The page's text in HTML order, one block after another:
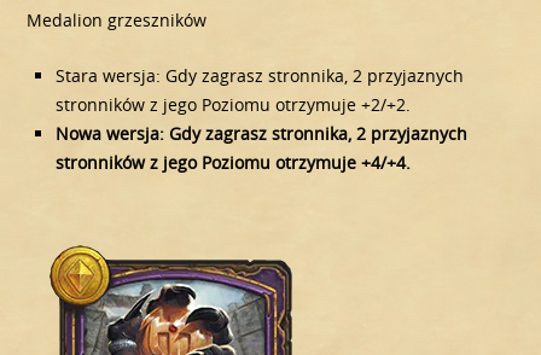
Medalion grzeszników
Stara wersja: Gdy zagrasz stronnika, 2 przyjaznych
stronników z jego Poziomu otrzymuje +2/+2.
Nowa wersja: Gdy zagrasz stronnika, 2 przyjaznych
stronników z jego Poziomu otrzymuje +4/+4.